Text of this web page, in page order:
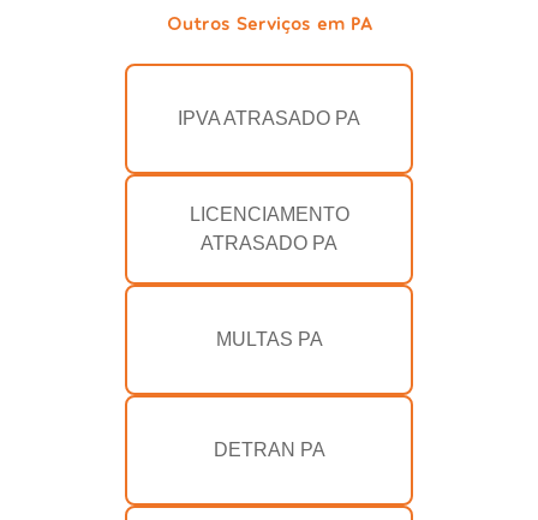
Outros Serviços em PA
IPVA ATRASADO PA
LICENCIAMENTO
ATRASADO PA
MULTAS PA
DETRAN PA